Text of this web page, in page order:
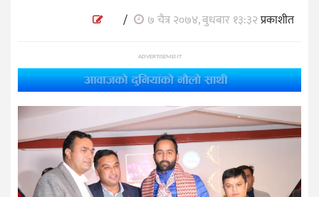
/ ७ चैत्र २०७४, बुधबार १३:३२प्रकाशीत
ADVERTISEMENT